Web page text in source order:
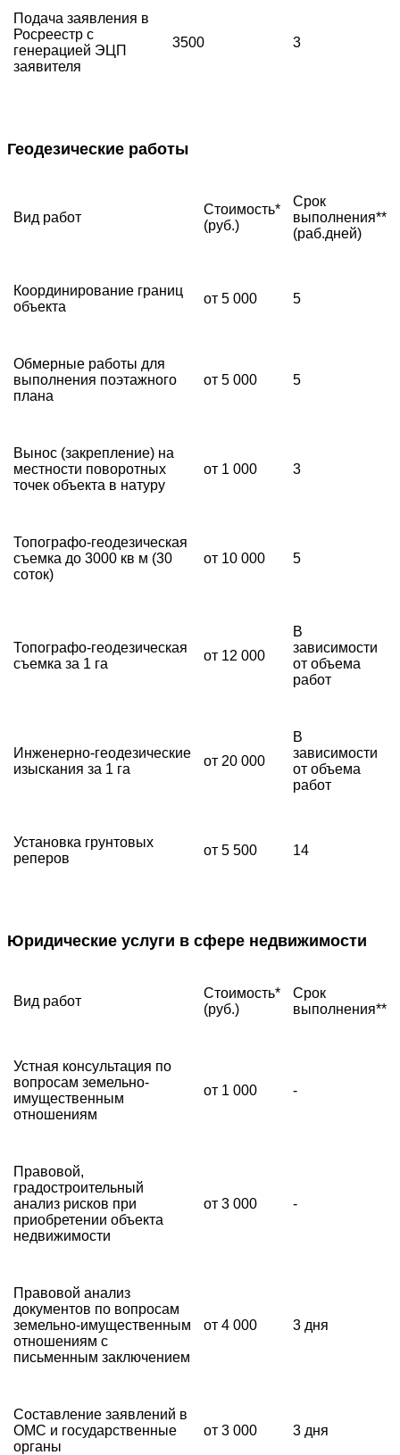
Подача заявления в
Росреестр с
генерацией ЭЦП
заявителя
3500 3
Геодезические работы
Вид работ
Стоимость*
(руб.)
Срок
выполнения**
(раб.дней)
Координирование границ
объекта
от 5 000 5
Обмерные работы для
выполнения поэтажного
плана
от 5 000 5
Вынос (закрепление) на
местности поворотных
точек объекта в натуру
от 1 000 3
Топографо-геодезическая
съемка до 3000 кв м (30
соток)
от 10 000 5
Топографо-геодезическая
съемка за 1 га
от 12 000
В
зависимости
от объема
работ
Инженерно-геодезические
изыскания за 1 га
от 20 000
В
зависимости
от объема
работ
Установка грунтовых
реперов
от 5 500 14
Юридические услуги в сфере недвижимости
Вид работ
Стоимость*
(руб.)
Срок
выполнения**
Устная консультация по
вопросам земельно-
имущественным
отношениям
от 1 000 -
Правовой,
градостроительный
анализ рисков при
приобретении объекта
недвижимости
от 3 000 -
Правовой анализ
документов по вопросам
земельно-имущественным
отношениям с
письменным заключением
от 4 000 3 дня
Составление заявлений в
ОМС и государственные
органы
от 3 000 3 дня